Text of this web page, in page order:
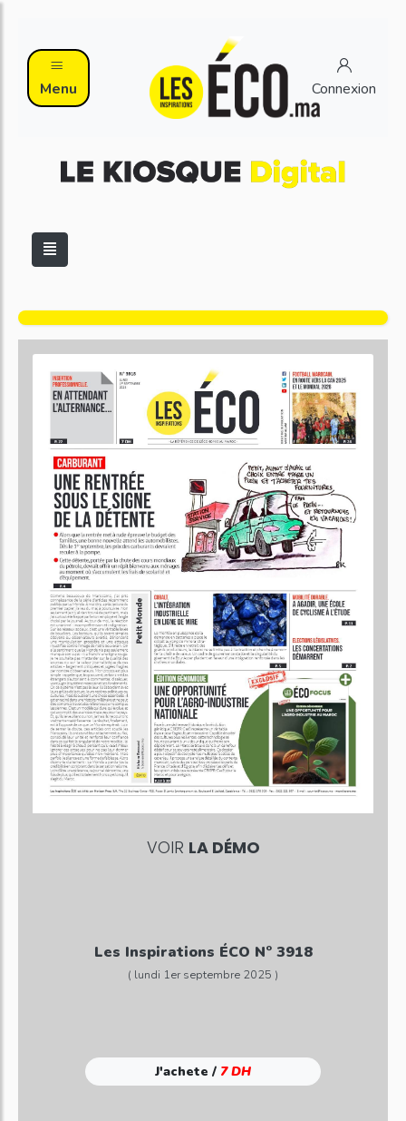
Menu Connexion
VOIR LA DÉMO
Les Inspirations ÉCO N° 3918
( lundi 1er septembre 2025 )
J'achete / 7 DH